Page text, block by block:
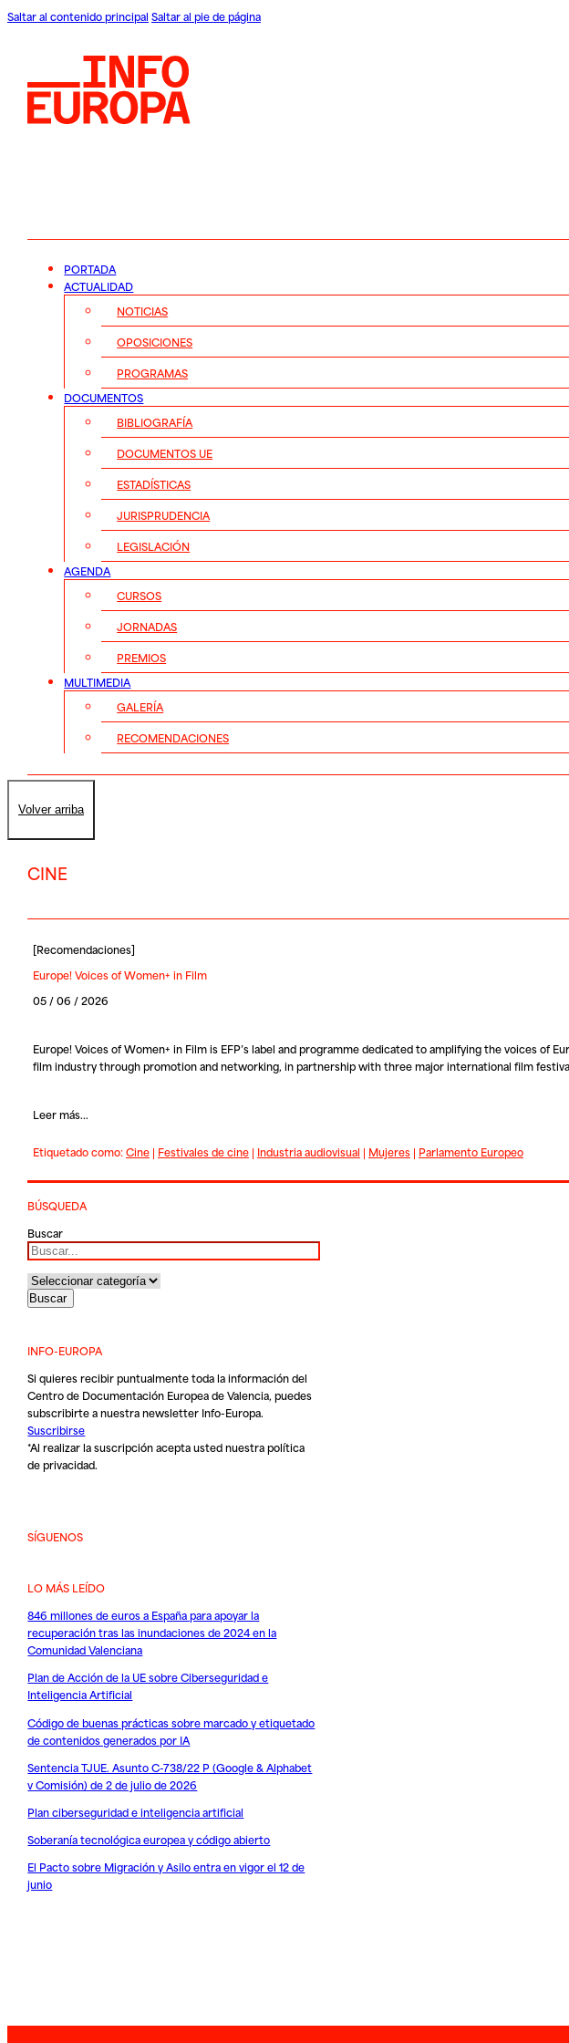
Saltar al contenido principal Saltar al pie de página
PORTADA
ACTUALIDAD
NOTICIAS
OPOSICIONES
PROGRAMAS
DOCUMENTOS
BIBLIOGRAFÍA
DOCUMENTOS UE
ESTADÍSTICAS
JURISPRUDENCIA
LEGISLACIÓN
AGENDA
CURSOS
JORNADAS
PREMIOS
MULTIMEDIA
GALERÍA
RECOMENDACIONES
Volver arriba
CINE
[Recomendaciones]
Europe! Voices of Women+ in Film
05 / 06 / 2026
Europe! Voices of Women+ in Filmis EFP’s label and programme dedicated to amplifying the voices of
film industry through promotion and networking, in partnership with three major international film
Leer más...
Etiquetado como:Cine| Festivales de cine| Industria audiovisual | Mujeres| Parlamento Europeo
BÚSQUEDA
Buscar
INFO-EUROPA
Si quieres recibir puntualmente toda la información del
Centro de Documentación Europea de Valencia, puedes
subscribirte a nuestra newsletter Info-Europa.
Suscribirse
*Al realizar la suscripción acepta usted nuestrapolítica
de privacidad.
SÍGUENOS
LO MÁS LEÍDO
846 millones de euros a España para apoyar la
recuperación tras las inundaciones de 2024 en la
Comunidad Valenciana
Plan de Acción de la UE sobre Ciberseguridad e
Inteligencia Artificial
Código de buenas prácticas sobre marcado y etiquetado
de contenidos generados por IA
Sentencia TJUE. Asunto C-738/22 P (Google & Alphabet
v Comisión) de 2 de julio de 2026
Plan ciberseguridad e inteligencia artificial
Soberanía tecnológica europea y código abierto
El Pacto sobre Migración y Asilo entra en vigor el 12 de
junio